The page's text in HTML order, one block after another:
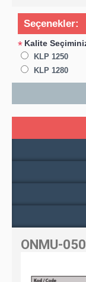
Seçenekler:
* Kalite
KLP 1250
KLP 1280
ONMU-